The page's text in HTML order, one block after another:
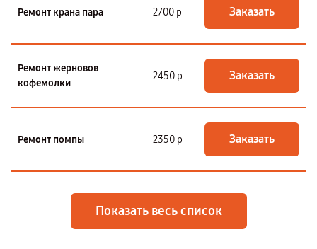
Ремонт крана пара 2700 р Заказать
Ремонт жерновов
кофемолки
2450 р Заказать
Ремонт помпы 2350 р Заказать
Показать весь список